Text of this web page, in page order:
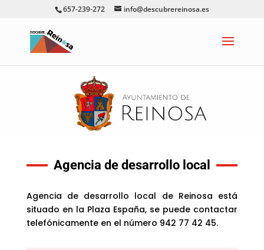
657-239-272 info@descubrereinosa.es
Agencia de desarrollo local
Agencia de desarrollo local de Reinosa está
situado en la Plaza España, se puede contactar
telefónicamente en el número 942 77 42 45.